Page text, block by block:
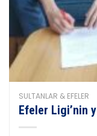
SULTANLAR & EFELER
Efeler Ligi’nin